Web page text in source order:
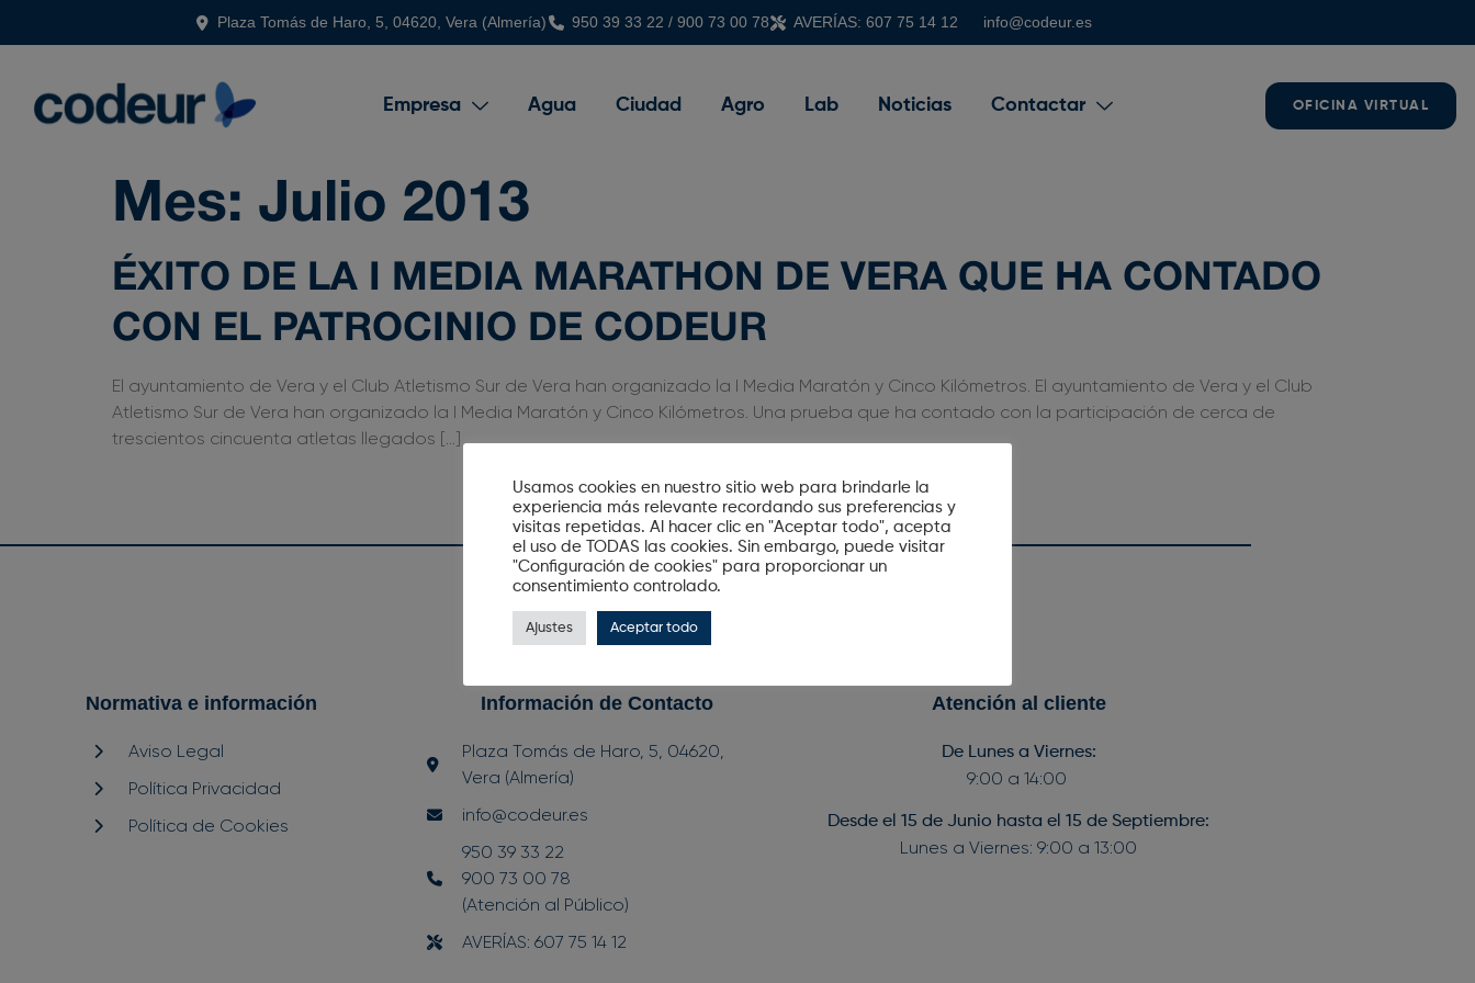
Plaza Tomás de Haro, 5, 04620, Vera (Almería) 950 39 33 22 / 900 73 00 78 AVERÍAS: 607 75 14 12 info@codeur.es
Empresa Agua Ciudad Agro Lab Noticias Contactar OFICINA VIRTUAL
Mes: Julio 2013
ÉXITO DE LA I MEDIA MARATHON DE VERA QUE HA CONTADO
CON EL PATROCINIO DE CODEUR
El ayuntamiento de Vera y el Club Atletismo Sur de Vera han organizado la I Media Maratón y Cinco Kilómetros. El ayuntamiento de Vera y el Club
Atletismo Sur de Vera han organizado la I Media Maratón y Cinco Kilómetros. Una prueba que ha contado con la participación de cerca de
trescientos cincuenta atletas llegados […]
Normativa e información
Aviso Legal
Política Privacidad
Política de Cookies
Información de Contacto
Plaza Tomás de Haro, 5, 04620,
Vera (Almería)
info@codeur.es
950 39 33 22
900 73 00 78
(Atención al Público)
AVERÍAS: 607 75 14 12
Atención al cliente
De Lunes a Viernes:
9:00 a 14:00
Desde el 15 de Junio hasta el 15 de Septiembre:
Lunes a Viernes: 9:00 a 13:00
Usamos cookies en nuestro sitio web para brindarle la
experiencia más relevante recordando sus preferencias y
visitas repetidas. Al hacer clic en "Aceptar todo", acepta
el uso de TODAS las cookies. Sin embargo, puede visitar
"Configuración de cookies" para proporcionar un
consentimiento controlado.
Ajustes Aceptar todo